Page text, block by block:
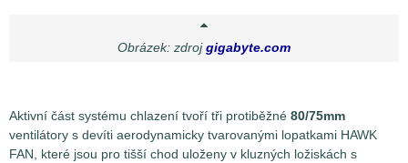
Obrázek: zdrojgigabyte.com
Aktivní část systému chlazení tvoří tři protiběžné 80/75mm
ventilátory s devíti aerodynamicky tvarovanými lopatkami HAWK
FAN, které jsou pro tišší chod uloženy v kluzných ložiskách s